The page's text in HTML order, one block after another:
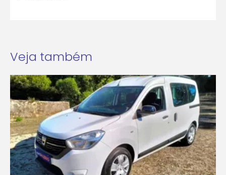
Veja também